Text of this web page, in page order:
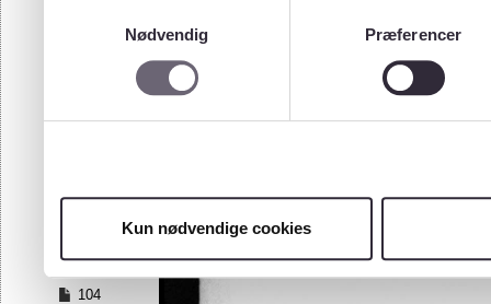
Nødvendig
Præferencer
Kun nødvendige cookies
97
100
104